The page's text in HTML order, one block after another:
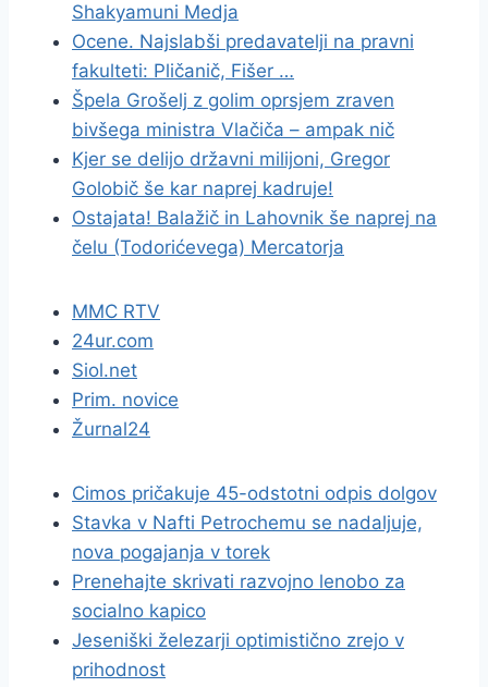
Shakyamuni Medja
Ocene. Najslabši predavatelji na pravni
fakulteti: Pličanič, Fišer …
Špela Grošelj z golim oprsjem zraven
bivšega ministra Vlačiča – ampak nič
Kjer se delijo državni milijoni, Gregor
Golobič še kar naprej kadruje!
Ostajata! Balažič in Lahovnik še naprej na
čelu (Todorićevega) Mercatorja
MMC RTV
24ur.com
Siol.net
Prim. novice
Žurnal24
Cimos pričakuje 45-odstotni odpis dolgov
Stavka v Nafti Petrochemu se nadaljuje,
nova pogajanja v torek
Prenehajte skrivati razvojno lenobo za
socialno kapico
Jeseniški železarji optimistično zrejo v
prihodnost